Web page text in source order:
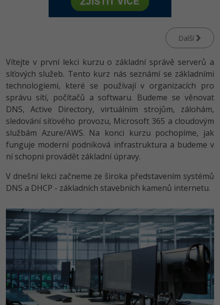
HTML5, CSS3, Bootstrap, SEO
Testování a verzování
UML a návrhové vzory
React
Spring
ASP.NET MVC
Django
PHP
Python
HTML / CSS
UML a návrhové vzory
MySQL/MariaDB
MS-SQL
SQLite
Vývojář mobilních aplikací
Webdesigner
Tester
Systémový administrátor
Grafik / UX/UI návrhář
Projektový manažer
Databázový analytik
Copywriter
WordPress specialista
SEO specialista
-80%
C++ -80%
Swift -80%
Kotlin -80%
C -80%
SQL
Návrh SW -80%
Algoritmy -41%
Umělá inteligence (AI)
Pro děti
Digitální gramotnost
WordPress
SEO -30%
UX
Business
Kryptoměny -25%
Copywriting
-80%
Google Dokumenty
Time management
Windows
Linux
Další
Vítejte v první lekci kurzu o základní správě serverů a
síťových služeb. Tento kurz nás seznámí se základními
technologiemi, které se používají v organizacích pro
správu sítí, počítačů a softwaru. Budeme se věnovat
DNS, Active Directory, virtuálním strojům, zálohám,
sledování síťového provozu, Microsoft 365 a cloudovým
službám Azure/AWS. Na konci kurzu pochopíme, jak
funguje moderní podniková infrastruktura a budeme v
ní schopni provádět základní úpravy.
V dnešní lekci začneme ze široka představením systémů
DNS a DHCP - základních stavebních kamenů internetu.